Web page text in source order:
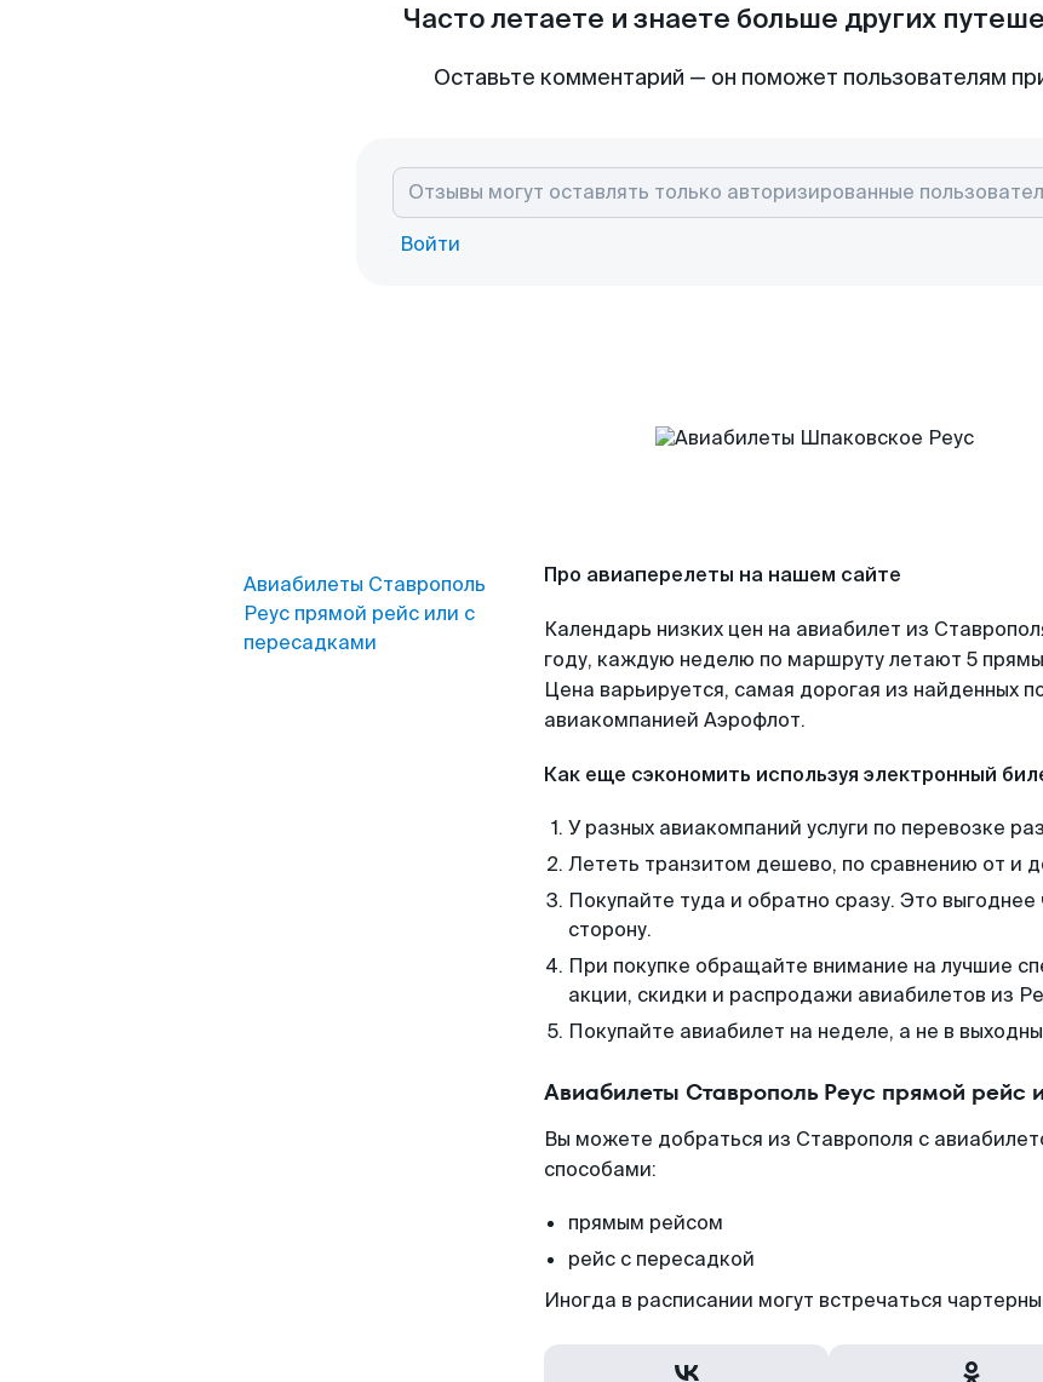
Часто летаете и знаете больше других
Оставьте комментарий — он поможет пользователям
Войти
Авиабилеты Ставрополь
Реус прямой рейс или с
пересадками
Про авиаперелеты на нашем сайте
Календарь низких цен на авиабилет из
году, каждую неделю по маршруту летают 5
Цена варьируется, самая дорогая из найденных
авиакомпанией Аэрофлот.
Как еще сэкономить используя электронный
У разных авиакомпаний услуги по перевозке
Лететь транзитом дешево, по сравнению от и
Покупайте туда и обратно сразу. Это
сторону.
При покупке обращайте внимание на лучшие
акции, скидки и распродажи авиабилетов из
Покупайте авиабилет на неделе, а не в
Авиабилеты Ставрополь Реус прямой рейс
Вы можете добраться из Ставрополя с
способами:
прямым рейсом
рейс с пересадкой
Иногда в расписании могут встречаться